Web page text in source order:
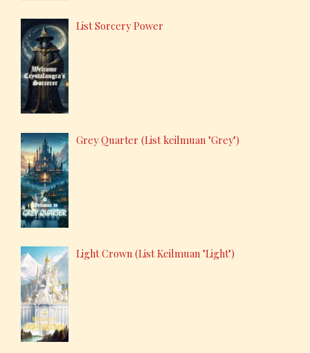
List Sorcery Power
Grey Quarter (List keilmuan "Grey")
Light Crown (List Keilmuan "Light")